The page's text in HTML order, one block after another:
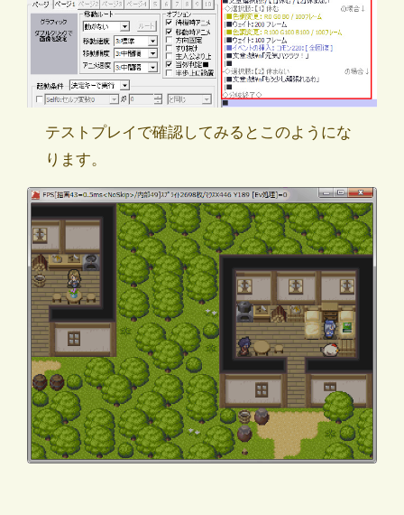
テストプレイで確認してみるとこのようにな
ります。